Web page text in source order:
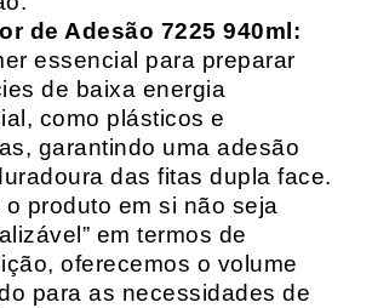
de Adesão 7225 940ml:
essencial para preparar
de baixa energia
como plásticos e
garantindo uma adesão
das fitas dupla face.
o produto em si não seja
em termos de
oferecemos o volume
para as necessidades de